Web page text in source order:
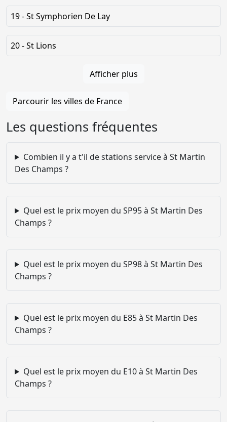
19 - St Symphorien De Lay
20 - St Lions
Afficher plus
Parcourir les villes de France
Les questions fréquentes
Combien il y a t'il de stations service à St Martin
Des Champs ?
Quel est le prix moyen du SP95 à St Martin Des
Champs ?
Quel est le prix moyen du SP98 à St Martin Des
Champs ?
Quel est le prix moyen du E85 à St Martin Des
Champs ?
Quel est le prix moyen du E10 à St Martin Des
Champs ?